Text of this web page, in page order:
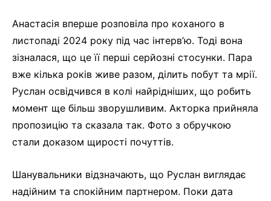
Анастасія вперше розповіла про коханого в
листопаді 2024 року під час інтерв’ю. Тоді вона
зізналася, що це її перші серйозні стосунки. Пара
вже кілька років живе разом, ділить побут та мрії.
Руслан освідчився в колі найрідніших, що робить
момент ще більш зворушливим. Акторка прийняла
пропозицію та сказала так. Фото з обручкою
стали доказом щирості почуттів.
Шанувальники відзначають, що Руслан виглядає
надійним та спокійним партнером. Поки дата